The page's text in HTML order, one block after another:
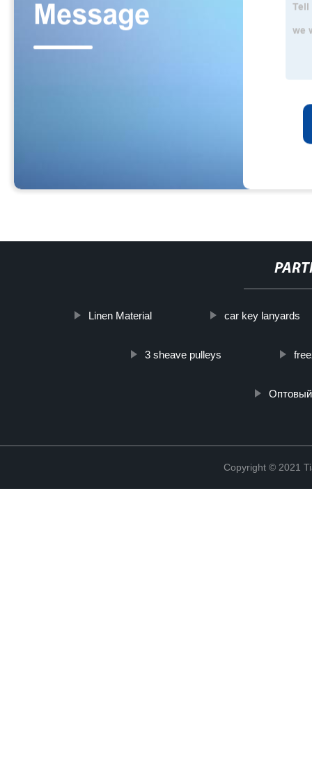
Linen Material car key lanyards
3 sheave pulleys
Copyright © 2021